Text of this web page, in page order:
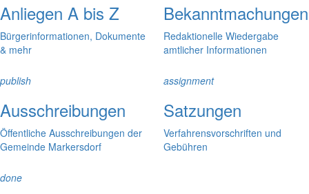
Anliegen A bis Z
Bürgerinformationen, Dokumente
& mehr
Bekanntmachungen
Redaktionelle Wiedergabe
amtlicher Informationen
publish
Ausschreibungen
Öffentliche Ausschreibungen der
Gemeinde Markersdorf
assignment
Satzungen
Verfahrensvorschriften und
Gebühren
done